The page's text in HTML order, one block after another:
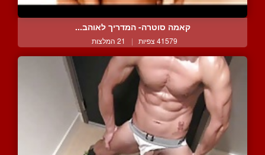
קאמה סוטרה- המדריך לאוהב...
41579 צפיות | 21 המלצות